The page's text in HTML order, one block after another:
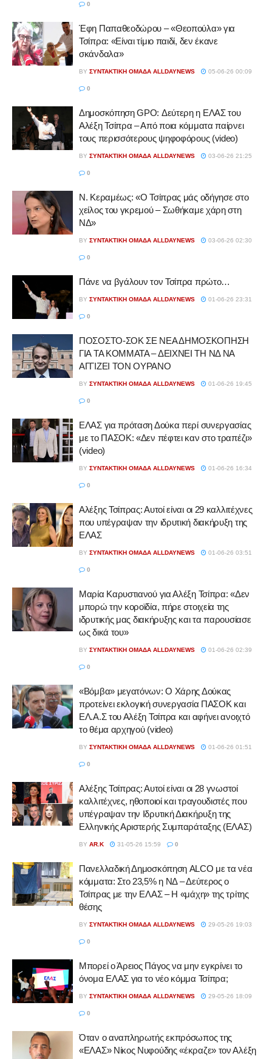
0
Έφη Παπαθεοδώρου – «Θεοπούλα» για
Τσίπρα: «Είναι τίμιο παιδί, δεν έκανε
σκάνδαλα»
BY ΣΥΝΤΑΚΤΙΚΉ ΟΜΆΔΑ ALLDAYNEWS 05-06-26 00:09
0
Δημοσκόπηση GPO: Δεύτερη η ΕΛΑΣ του
Αλέξη Τσίπρα – Από ποια κόμματα παίρνει
τους περισσότερους ψηφοφόρους (video)
BY ΣΥΝΤΑΚΤΙΚΉ ΟΜΆΔΑ ALLDAYNEWS 03-06-26 21:25
0
Ν. Κεραμέως: «Ο Τσίπρας μάς οδήγησε στο
χείλος του γκρεμού – Σωθήκαμε χάρη στη
ΝΔ»
BY ΣΥΝΤΑΚΤΙΚΉ ΟΜΆΔΑ ALLDAYNEWS 03-06-26 02:30
0
Πάνε να βγάλουν τον Τσίπρα πρώτο…
BY ΣΥΝΤΑΚΤΙΚΉ ΟΜΆΔΑ ALLDAYNEWS 01-06-26 23:31
0
ΠΟΣΟΣΤΟ-ΣΟΚ ΣΕ ΝΕΑ ΔΗΜΟΣΚΟΠΗΣΗ
ΓΙΑ ΤΑ ΚΟΜΜΑΤΑ – ΔΕΙΧΝΕΙ ΤΗ ΝΔ ΝΑ
ΑΓΓΙΖΕΙ ΤΟΝ ΟΥΡΑΝΟ
BY ΣΥΝΤΑΚΤΙΚΉ ΟΜΆΔΑ ALLDAYNEWS 01-06-26 19:45
0
ΕΛΑΣ για πρόταση Δούκα περί συνεργασίας
με το ΠΑΣΟΚ: «Δεν πέφτει καν στο τραπέζι»
(video)
BY ΣΥΝΤΑΚΤΙΚΉ ΟΜΆΔΑ ALLDAYNEWS 01-06-26 16:34
0
Αλέξης Τσίπρας: Αυτοί είναι οι 29 καλλιτέχνες
που υπέγραψαν την ιδρυτική διακήρυξη της
ΕΛΑΣ
BY ΣΥΝΤΑΚΤΙΚΉ ΟΜΆΔΑ ALLDAYNEWS 01-06-26 03:51
0
Μαρία Καρυστιανού για Αλέξη Τσίπρα: «Δεν
μπορώ την κοροϊδία, πήρε στοιχεία της
ιδρυτικής μας διακήρυξης και τα παρουσίασε
ως δικά του»
BY ΣΥΝΤΑΚΤΙΚΉ ΟΜΆΔΑ ALLDAYNEWS 01-06-26 02:39
0
«Βόμβα» μεγατόνων: Ο Χάρης Δούκας
προτείνει εκλογική συνεργασία ΠΑΣΟΚ και
ΕΛ.Α.Σ του Αλέξη Τσίπρα και αφήνει ανοιχτό
το θέμα αρχηγού (video)
BY ΣΥΝΤΑΚΤΙΚΉ ΟΜΆΔΑ ALLDAYNEWS 01-06-26 01:51
0
Αλέξης Τσίπρας: Αυτοί είναι οι 28 γνωστοί
καλλιτέχνες, ηθοποιοί και τραγουδιστές που
υπέγραψαν την Ιδρυτική Διακήρυξη της
Ελληνικής Αριστερής Συμπαράταξης (ΕΛΑΣ)
BY AR.K 31-05-26 15:59 0
Πανελλαδική Δημοσκόπηση ALCO με τα νέα
κόμματα: Στο 23,5% η ΝΔ – Δεύτερος ο
Τσίπρας με την ΕΛΑΣ – Η «μάχη» της τρίτης
θέσης
BY ΣΥΝΤΑΚΤΙΚΉ ΟΜΆΔΑ ALLDAYNEWS 29-05-26 19:03
0
Μπορεί ο Άρειος Πάγος να μην εγκρίνει το
όνομα ΕΛΑΣ για το νέο κόμμα Τσίπρα;
BY ΣΥΝΤΑΚΤΙΚΉ ΟΜΆΔΑ ALLDAYNEWS 29-05-26 18:09
0
Όταν ο αναπληρωτής εκπρόσωπος της
«ΕΛΑΣ» Νίκος Νυφούδης «έκραζε» τον Αλέξη